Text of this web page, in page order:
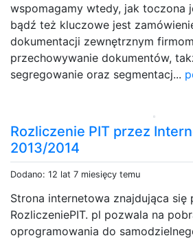
wspomagamy wtedy, jak toczona
bądź też kluczowe jest
dokumentacji zewnętrznym
przechowywanie dokumentów,
segregowanie oraz segmentacj...
Rozliczenie PIT przez
2013/2014
Dodano: 12 lat 7 miesięcy temu
Strona internetowa znajdująca się
RozliczeniePIT. pl pozwala na
oprogramowania do